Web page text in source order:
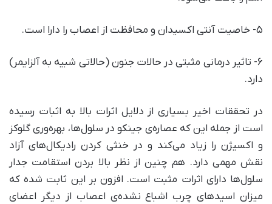
۵- خاصیت آنتی اکسیدان و محافظت از اعصاب را دارا است.
۶- تاثیر درمانی مثبتی در حالات جنون (حالاتی شبیه به آلزایمر)
دارد.
در تحققات اخیر بسیاری از دلایل اثرات بالا به اثبات رسیده
است از جمله این که عصاره‌ی جینکو در سلول‌ها، بهره‌وری گلوکز
و اکسیژن را زیاد می‌کند و در خنثی کردن رادیکال‌های آزاد
نقش مهمی دارد. هم چنین از نظر بالا بردن استقامت جدار
سلول‌ها دارای اثرات مثبت است. افزون بر این ثابت شده که
میزان اسیدهای چرب اشباع نشده‌ی اعصاب از دیگر اعضای